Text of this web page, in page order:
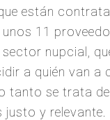
están
11
nupcial,
a quién van
se trata
y